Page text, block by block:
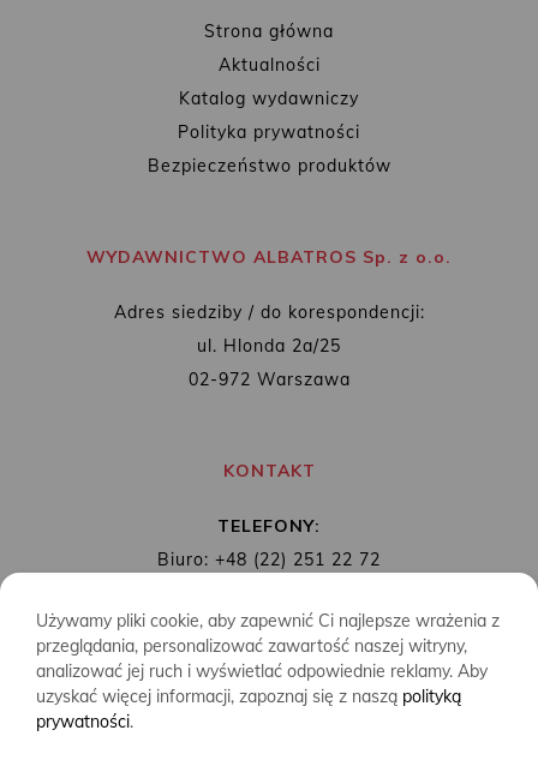
Strona główna
Aktualności
Katalog wydawniczy
Polityka prywatności
Bezpieczeństwo produktów
WYDAWNICTWO ALBATROS Sp. z o.o.
Adres siedziby / do korespondencji:
ul. Hlonda 2a/25
02-972 Warszawa
KONTAKT
TELEFONY:
Biuro: +48 (22) 251 22 72
MAIL: biuro@wydawnictwoalbatros.com
Używamy pliki cookie, aby zapewnić Ci najlepsze wrażenia z
przeglądania, personalizować zawartość naszej witryny,
analizować jej ruch i wyświetlać odpowiednie reklamy. Aby
uzyskać więcej informacji, zapoznaj się z naszą polityką
prywatności.